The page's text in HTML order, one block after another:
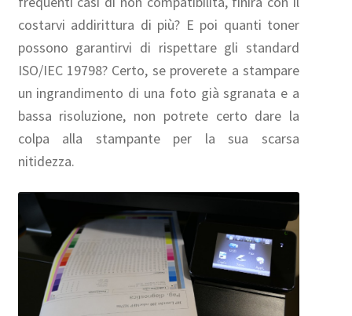
costarvi addirittura di più? E poi quanti toner
possono garantirvi di rispettare gli standard
ISO/IEC 19798? Certo, se proverete a stampare
un ingrandimento di una foto già sgranata e a
bassa risoluzione, non potrete certo dare la
colpa alla stampante per la sua scarsa
nitidezza.